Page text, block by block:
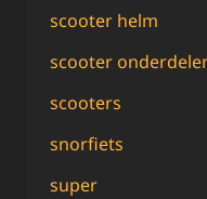
scooter helm
scooter
scooters
snorfiets
super